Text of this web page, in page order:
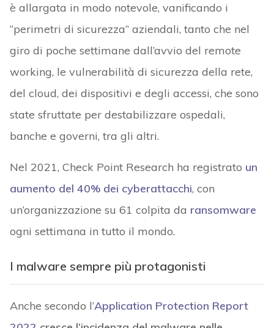
è allargata in modo notevole, vanificando i
“perimetri di sicurezza” aziendali, tanto che nel
giro di poche settimane dall’avvio del remote
working, le vulnerabilità di sicurezza della rete,
del cloud, dei dispositivi e degli accessi, che sono
state sfruttate per destabilizzare ospedali,
banche e governi, tra gli altri.
Nel 2021, Check Point Research ha registrato un
aumento del 40% dei cyberattacchi, con
un’organizzazione su 61 colpita da ransomware
ogni settimana in tutto il mondo.
I malware sempre più protagonisti
Anche secondo l’Application Protection Report